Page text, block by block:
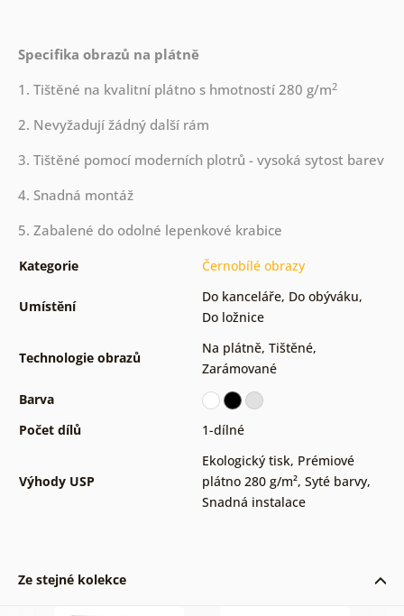
Specifika obrazů na plátně
1. Tištěné na kvalitní plátno s hmotností 280 g/m2
2. Nevyžadují žádný další rám
3. Tištěné pomocí moderních plotrů - vysoká sytost barev
4. Snadná montáž
5. Zabalené do odolné lepenkové krabice
Kategorie Černobílé obrazy
Umístění
Do kanceláře, Do obýváku,
Do ložnice
Technologie obrazů
Na plátně, Tištěné,
Zarámované
Barva
Počet dílů
1-dílné
Výhody USP
Ekologický tisk, Prémiové
plátno 280 g/m², Syté barvy,
Snadná instalace
Ze stejné kolekce